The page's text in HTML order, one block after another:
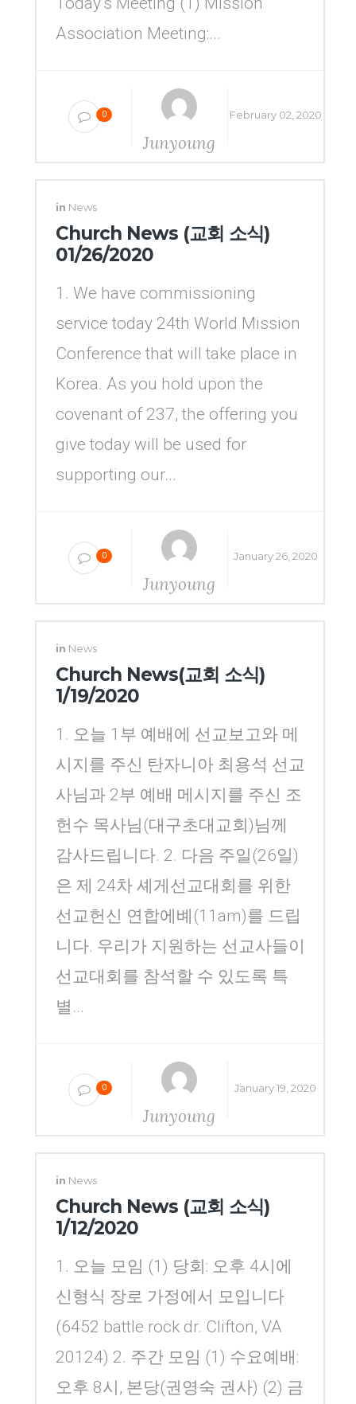
Association Meeting:...
0
Junyoung
February 02, 2020
in News
Church News (교회 소식)
01/26/2020
1. We have commissioning
service today 24th World Mission
Conference that will take place in
Korea. As you hold upon the
covenant of 237, the offering you
give today will be used for
supporting our...
0
Junyoung
January 26, 2020
in News
Church News(교회 소식)
1/19/2020
1. 오늘 1부 예배에 선교보고와 메
시지를 주신 탄자니아 최용석 선교
사님과 2부 예배 메시지를 주신 조
헌수 목사님(대구초대교회)님께
감사드립니다. 2. 다음 주일(26일)
은 제 24차 셰게선교대회를 위한
선교헌신 연합에볘(11am)를 드립
니다. 우리가 지원하는 선교사들이
선교대회를 참석할 수 있도록 특
별...
0
Junyoung
January 19, 2020
in News
Church News (교회 소식)
1/12/2020
1. 오늘 모임 (1) 당회: 오후 4시에
신형식 장로 가정에서 모입니다
(6452 battle rock dr. Clifton, VA
20124) 2. 주간 모임 (1) 수요예배:
오후 8시, 본당(권영숙 권사) (2) 금